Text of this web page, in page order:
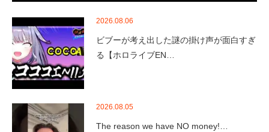
2026.08.06
ビブーが考え出した謎の掛け声が面白すぎ
る【ホロライブEN…
2026.08.05
The reason we have NO money!…